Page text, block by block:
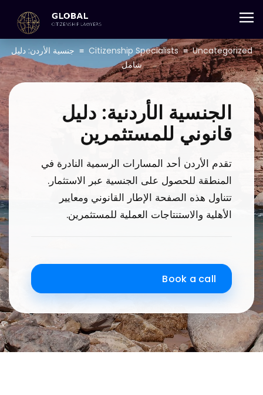
+357 25 059 684
Citizenship Specialists≡Uncategorized
≡ جنسية الأردن: دليل
شامل
الجنسية الأردنية: دليل
قانوني للمستثمرين
تقدم الأردن أحد المسارات الرسمية النادرة في
المنطقة للحصول على الجنسية عبر الاستثمار.
تتناول هذه الصفحة الإطار القانوني ومعايير
الأهلية والاستنتاجات العملية للمستثمرين.
Book a call